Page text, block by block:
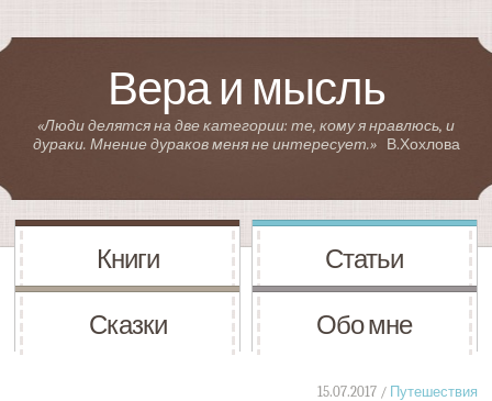
Вера и мысль
«Люди делятся на две категории: те, кому я нравлюсь, и
дураки. Мнение дураков меня не интересует.»
В.Хохлова
Книги Статьи
Сказки Обо мне
15.07.2017 / Путешествия